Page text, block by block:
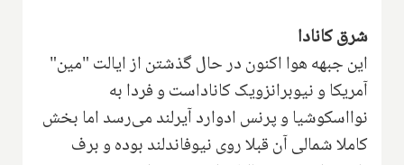
شرق کانادا
این جبهه هوا اکنون در حال گذشتن از ایالت "مین"
آمریکا و نیوبرانزویک کاناداست و فردا به
نوااسکوشیا و پرنس ادوارد آیرلند می‌رسد اما بخش
کاملا شمالی آن قبلا روی نیوفاندلند بوده و برف